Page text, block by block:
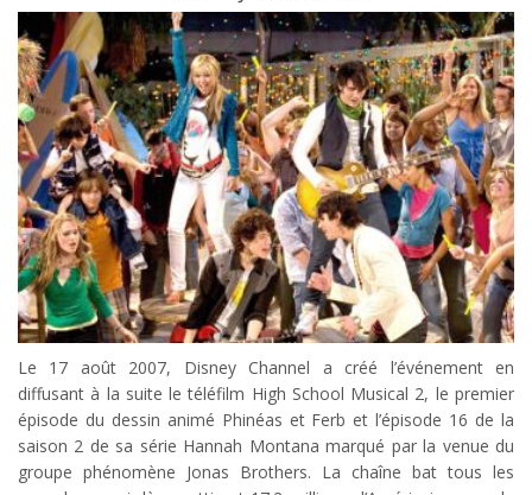
Le 17 août 2007, Disney Channel a créé l’événement en
diffusant à la suite le téléfilm High School Musical 2, le premier
épisode du dessin animé Phinéas et Ferb et l’épisode 16 de la
saison 2 de sa série Hannah Montana marqué par la venue du
groupe phénomène Jonas Brothers. La chaîne bat tous les